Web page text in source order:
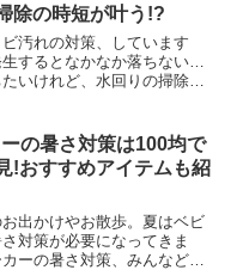
除の時短が叶う!?
汚れの対策、しています
するとなかなか落ちない…
いけれど、水回りの掃除っ
おすすめに挙がっていまし
汚れ防止マスキン...
の暑さ対策は100均で
!おすすめアイテムも紹
出かけやお散歩。夏はベビ
対策が必要になってきま
ーの暑さ対策、みんなどう